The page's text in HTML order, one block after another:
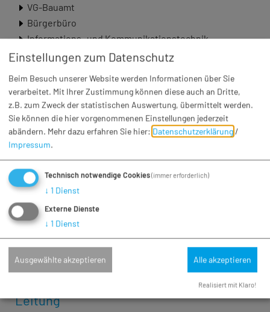
VG-Bauamt
Bürgerbüro
Informations- und Kommunikationstechnik
Kämmerei - Finanzwesen
Kasse
Liegenschaften
Ordnungs- und Sozialamt
Personalamt
Poststelle/Sekretariat
Standesamt
Kontakt
geschaeftsleitung@vg-wemding.de
Leitung
Einstellungen zum Datenschutz
Beim Besuch unserer Website werden Informationen über Sie
verarbeitet. Mit Ihrer Zustimmung können diese auch an Dritte,
z.B. zum Zweck der statistischen Auswertung, übermittelt werden.
Sie können die hier vorgenommenen Einstellungen jederzeit
abändern. Mehr dazu erfahren Sie hier: Datenschutzerklärung/
Impressum.
Technisch notwendige Cookies(immer erforderlich)
↓ 1 Dienst
Externe Dienste
↓ 1 Dienst
Ausgewählte akzeptieren Alle akzeptieren
Realisiert mit Klaro!